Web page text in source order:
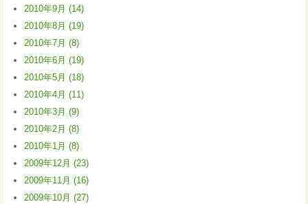
2010年9月 (14)
2010年8月 (19)
2010年7月 (8)
2010年6月 (19)
2010年5月 (18)
2010年4月 (11)
2010年3月 (9)
2010年2月 (8)
2010年1月 (8)
2009年12月 (23)
2009年11月 (16)
2009年10月 (27)